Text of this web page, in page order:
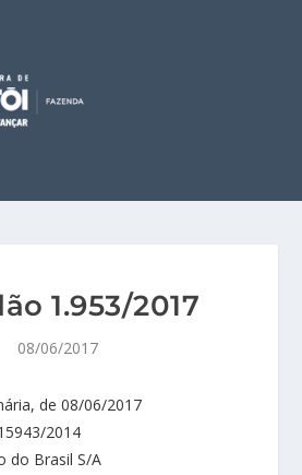
1.953/2017
08/06/2017
de 08/06/2017
2014
do Brasil S/A